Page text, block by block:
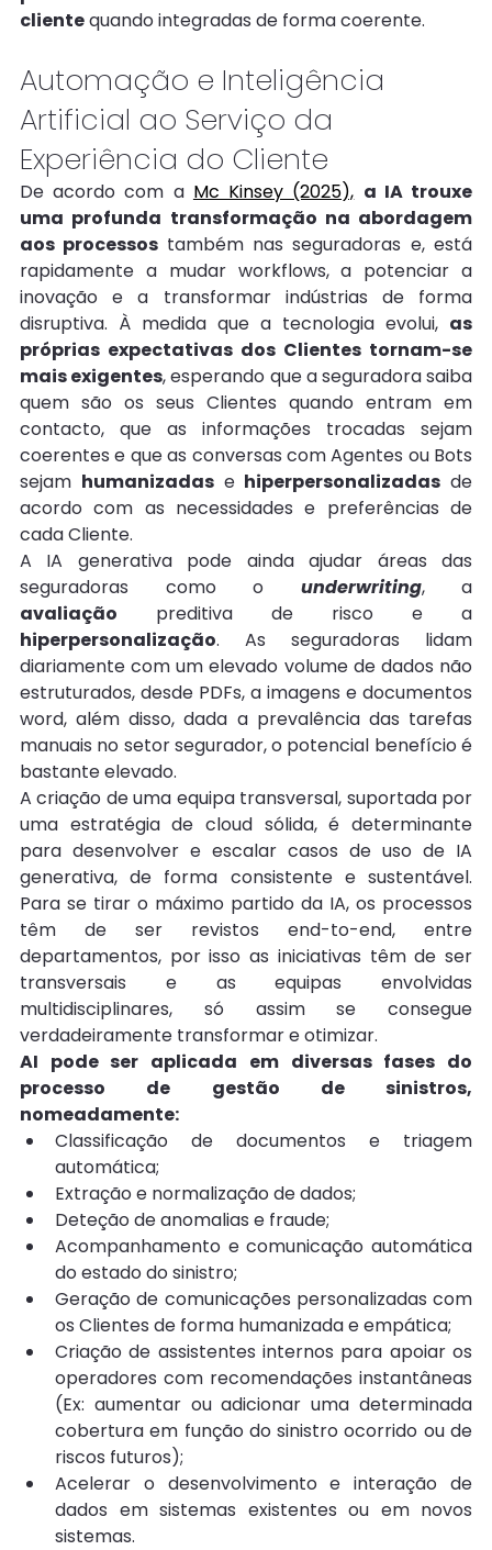
cliente quando integradas de forma coerente.
Automação e Inteligência
Artificial ao Serviço da
Experiência do Cliente
De acordo com a Mc Kinsey (2025), a IA trouxe
uma profunda transformação na abordagem
aos processos também nas seguradoras e, está
rapidamente a mudar workflows, a potenciar a
inovação e a transformar indústrias de forma
disruptiva. À medida que a tecnologia evolui, as
próprias expectativas dos Clientes tornam-se
mais exigentes, esperando que a seguradora saiba
quem são os seus Clientes quando entram em
contacto, que as informações trocadas sejam
coerentes e que as conversas com Agentes ou Bots
sejam humanizadas e hiperpersonalizadas de
acordo com as necessidades e preferências de
cada Cliente.
A IA generativa pode ainda ajudar áreas das
seguradoras como o underwriting
avaliação
hiperpersonalização. As seguradoras lidam
diariamente com um elevado volume de dados não
estruturados, desde PDFs, a imagens e documentos
word, além disso, dada a prevalência das tarefas
manuais no setor segurador, o potencial benefício é
bastante elevado.
A criação de uma equipa transversal, suportada por
uma estratégia de cloud sólida, é determinante
para desenvolver e escalar casos de uso de IA
generativa, de forma consistente e sustentável.
Para se tirar o máximo partido da IA, os processos
têm de ser revistos end-to-end, entre
departamentos, por isso as iniciativas têm de ser
transversais e as equipas envolvidas
multidisciplinares, só assim se consegue
verdadeiramente transformar e otimizar.
AI pode ser aplicada em diversas fases do
processo de gestão de sinistros,
nomeadamente:
Classificação de documentos e triagem
automática;
Extração e normalização de dados;
Deteção de anomalias e fraude;
Acompanhamento e comunicação automática
do estado do sinistro;
Geração de comunicações personalizadas com
os Clientes de forma humanizada e empática;
Criação de assistentes internos para apoiar os
operadores com recomendações instantâneas
(Ex: aumentar ou adicionar uma determinada
cobertura em função do sinistro ocorrido ou de
riscos futuros);
Acelerar o desenvolvimento e interação de
dados em sistemas existentes ou em novos
sistemas.